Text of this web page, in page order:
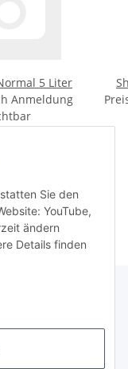
5 Liter
Anmeldung
Sie den
YouTube,
ändern
Details finden